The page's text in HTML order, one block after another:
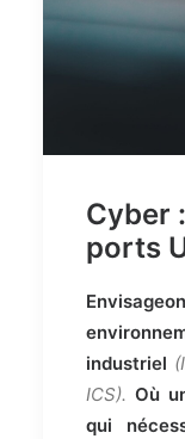
Cyber
ports
industriel
ICS). Où
qui